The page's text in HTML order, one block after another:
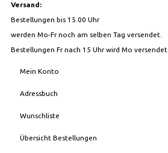
Versand:
Bestellungen bis 15.00 Uhr
werden Mo-Fr noch am selben Tag versendet.
Bestellungen Fr nach 15 Uhr wird Mo versendet
Mein Konto
Adressbuch
Wunschliste
Übersicht Bestellungen